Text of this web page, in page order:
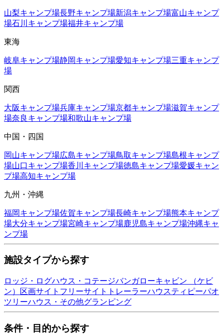
山梨キャンプ場長野キャンプ場新潟キャンプ場富山キャンプ
場石川 キャンプ場福井キャンプ場
東海
岐阜キャンプ場静岡キャンプ場愛知キャンプ場三重キャンプ
場
関西
大阪キャンプ場兵庫キャンプ場京都キャンプ場滋賀キャンプ
場奈良 キャンプ場和歌山キャンプ場
中国・四国
岡山キャンプ場広島キャンプ場鳥取キャンプ場島根キャンプ
場山口キャンプ場香川 キャンプ場徳島キャンプ場愛媛キャン
プ場高知キャンプ場
九州・沖縄
福岡キャンプ場佐賀キャンプ場長崎キャンプ場熊本キャンプ
場大分キャンプ場宮崎キャンプ場鹿児島キャンプ場沖縄キャ
ンプ場
施設タイプから探す
ロッジ・ログハウス・コテージバンガローキャビン （ケビ
ン）
区画サイト フリーサイト トレーラーハウスティピーパオ
ツリーハウス・その他グランピング
条件・目的から探す